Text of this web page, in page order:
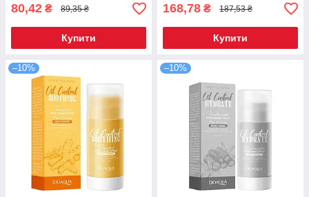
80,42 ₴ 89,35 ₴
Купити
168,78 ₴ 187,53 ₴
Купити
–10% –10%